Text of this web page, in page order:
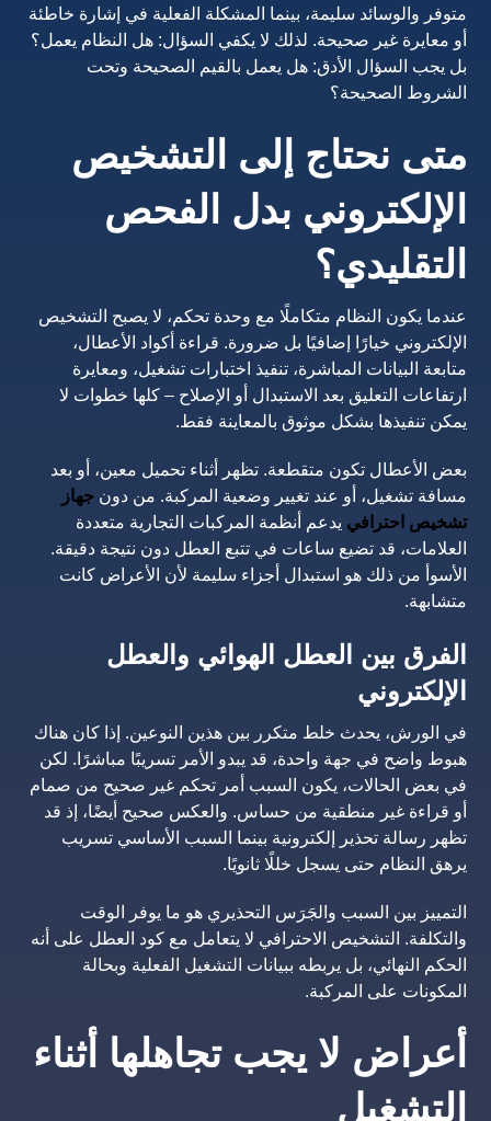
متوفر والوسائد سليمة، بينما المشكلة الفعلية في إشارة خاطئة
أو معايرة غير صحيحة. لذلك لا يكفي السؤال: هل النظام يعمل؟
بل يجب السؤال الأدق: هل يعمل بالقيم الصحيحة وتحت
الشروط الصحيحة؟
متى نحتاج إلى التشخيص
الإلكتروني بدل الفحص
التقليدي؟
عندما يكون النظام متكاملًا مع وحدة تحكم، لا يصبح التشخيص
الإلكتروني خيارًا إضافيًا بل ضرورة. قراءة أكواد الأعطال،
متابعة البيانات المباشرة، تنفيذ اختبارات تشغيل، ومعايرة
ارتفاعات التعليق بعد الاستبدال أو الإصلاح – كلها خطوات لا
يمكن تنفيذها بشكل موثوق بالمعاينة فقط.
بعض الأعطال تكون متقطعة. تظهر أثناء تحميل معين، أو بعد
مسافة تشغيل، أو عند تغيير وضعية المركبة. من دونجهاز
تشخيص احترافي يدعم أنظمة المركبات التجارية متعددة
العلامات، قد تضيع ساعات في تتبع العطل دون نتيجة دقيقة.
الأسوأ من ذلك هو استبدال أجزاء سليمة لأن الأعراض كانت
متشابهة.
الفرق بين العطل الهوائي والعطل
الإلكتروني
في الورش، يحدث خلط متكرر بين هذين النوعين. إذا كان هناك
هبوط واضح في جهة واحدة، قد يبدو الأمر تسريبًا مباشرًا. لكن
في بعض الحالات، يكون السبب أمر تحكم غير صحيح من صمام
أو قراءة غير منطقية من حساس. والعكس صحيح أيضًا، إذ قد
تظهر رسالة تحذير إلكترونية بينما السبب الأساسي تسريب
يرهق النظام حتى يسجل خللًا ثانويًا.
التمييز بين السبب والجَرَس التحذيري هو ما يوفر الوقت
والتكلفة. التشخيص الاحترافي لا يتعامل مع كود العطل على أنه
الحكم النهائي، بل يربطه ببيانات التشغيل الفعلية وبحالة
المكونات على المركبة.
أعراض لا يجب تجاهلها أثناء
التشغيل